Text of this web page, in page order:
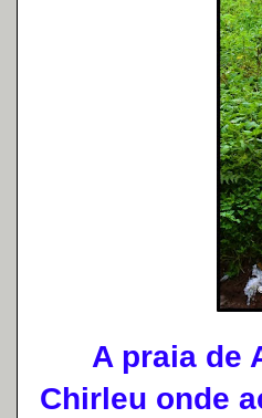
A praia de
Chirleu onde